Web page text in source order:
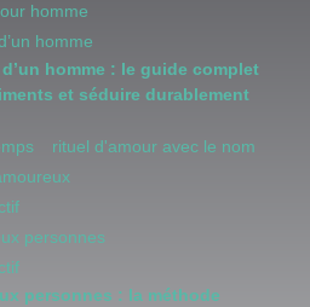
homme
homme
homme : le guide complet
et séduire durablement
rituel d'amour avec le nom
personnes
personnes : la méthode